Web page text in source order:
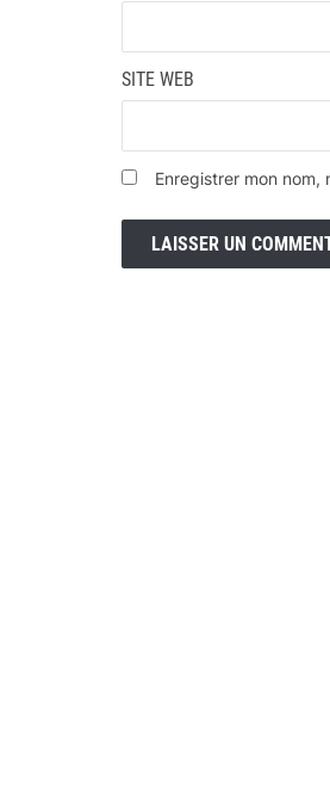
SITE WEB
Enregistrer mon